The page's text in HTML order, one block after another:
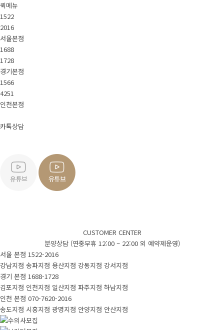
퀵메뉴
1522
2016
서울본점
1688
1728
경기본점
1566
4251
인천본점
카톡상담
CUSTOMER CENTER
분양상담 (연중무휴 12:00 ~ 22:00 외 예약제운영)
서울 본점 1522-2016
강남지점 송파지점 용산지점 강동지점 강서지점
경기 본점 1688-1728
김포지점 인천지점 일산지점 파주지점 하남지점
인천 본점 070-7620-2016
송도지점 시흥지점 광명지점 안양지점 안산지점
About Pet.J
서울본점
입양시스템
강아지